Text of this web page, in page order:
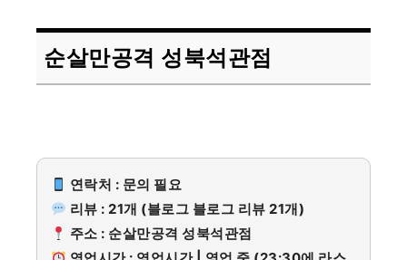
순살만공격 성북석관점
연락처 : 문의 필요
리뷰 : 21개 (블로그 블로그 리뷰 21개)
주소 : 순살만공격 성북석관점